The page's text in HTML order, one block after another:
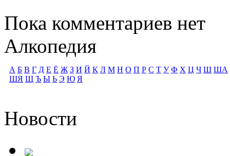
Пока комментариев нет
Алкопедия
А Б В Г Д Е Ё Ж З И Й К Л М Н О П Р С Т У Ф Х Ц Ч Ш ША
ШЯ Щ Ъ Ы Ь Э Ю Я
Новости